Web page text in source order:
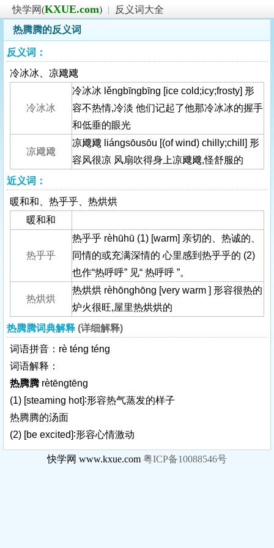
快学网(KXUE.com) |
反义词大全
热腾腾的反义词
反义词：
冷冰冰、凉飕飕
冷冰冰
冷冰冰 lěngbīngbīng [ice cold;icy;frosty] 形
容不热情,冷淡 他们记起了他那冷冰冰的握手
和低垂的眼光
凉飕飕
凉飕飕 liángsōusōu [(of wind) chilly;chill] 形
容风很凉 风扇吹得身上凉飕飕,怪舒服的
近义词：
暖和和、热乎乎、热烘烘
暖和和
热乎乎
热乎乎 rèhūhū (1) [warm] 亲切的、热诚的、
同情的或充满深情的 心里感到热乎乎的 (2)
也作“热呼呼” 见“ 热呼呼 ”。
热烘烘
热烘烘 rèhōnghōng [very warm ] 形容很热的
炉火很旺,屋里热烘烘的
热腾腾词典解释 (详细解释)
词语拼音：rè téng téng
词语解释：
热腾腾 rètēngtēng
(1) [steaming hot]∶形容热气蒸发的样子
热腾腾的汤面
(2) [be excited]∶形容心情激动
快学网 www.kxue.com 粤ICP备10088546号